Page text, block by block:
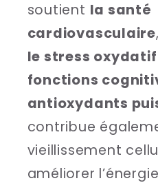
soutient la santé
cardiovasculaire
le stress oxydatif
fonctions
antioxydants
contribue
vieillissement
améliorer